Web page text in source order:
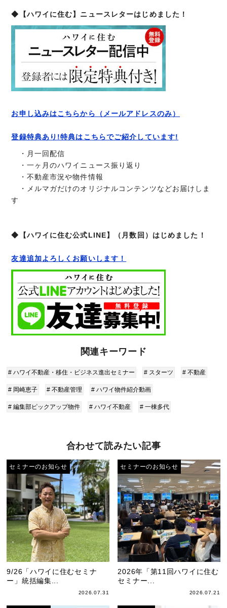
◆【ハワイに住む】ニュースレターはじめました！
お申し込みはこちらから（メールアドレスのみ）
登録特典あり!特典はこちらでご紹介しています!
・月一回配信
・一ヶ月のハワイニュース振り返り
・不動産市況や物件情報
・メルマガだけのオリジナルコンテンツなどお届けしま
す
◆【ハワイに住む公式LINE】（月数回）はじめました！
友達追加よろしくお願いします！
関連キーワード
# ハワイ不動産・移住・ビジネス進出セミナー # スターツ # 不動産
# 岡崎恵子 # 不動産管理 # ハワイ物件紹介動画
# 編集部ピックアップ物件 # ハワイ不動産 # 一棟多代
合わせて読みたい記事
セミナーのお知らせ
9/26「ハワイに住むセミナ
ー」統括編集...
2026.07.31
セミナーのお知らせ
2026年「第11回ハワイに住む
セミナー...
2026.07.21